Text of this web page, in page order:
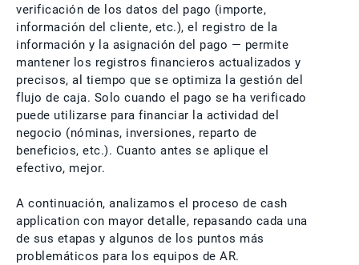
verificación de los datos del pago (importe,
información del cliente, etc.), el registro de la
información y la asignación del pago — permite
mantener los registros financieros actualizados y
precisos, al tiempo que se optimiza la gestión del
flujo de caja. Solo cuando el pago se ha verificado
puede utilizarse para financiar la actividad del
negocio (nóminas, inversiones, reparto de
beneficios, etc.). Cuanto antes se aplique el
efectivo, mejor.
A continuación, analizamos el proceso de cash
application con mayor detalle, repasando cada una
de sus etapas y algunos de los puntos más
problemáticos para los equipos de AR.